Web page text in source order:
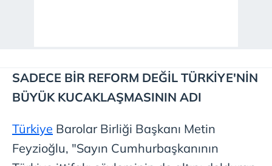
SADECE BİR REFORM DEĞİL TÜRKİYE'NİN
BÜYÜK KUCAKLAŞMASININ ADI
Türkiye Barolar Birliği Başkanı Metin
Feyzioğlu, "Sayın Cumhurbaşkanının